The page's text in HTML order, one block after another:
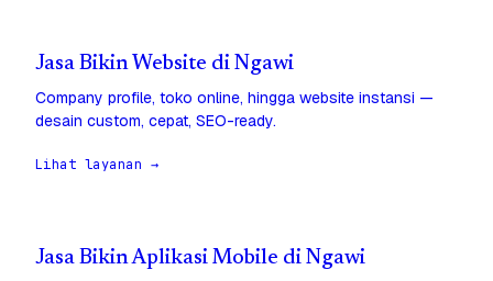
Jasa Bikin Website di Ngawi
Company profile, toko online, hingga website instansi —
desain custom, cepat, SEO-ready.
Lihat layanan →
Jasa Bikin Aplikasi Mobile di Ngawi